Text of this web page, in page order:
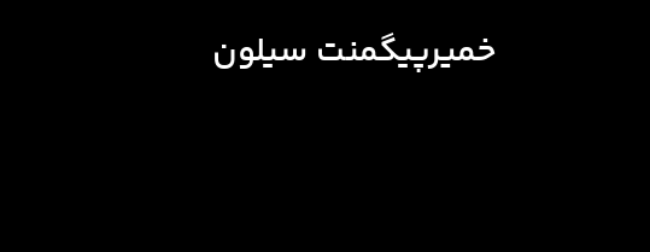
خمیرپیگمنت سیلون